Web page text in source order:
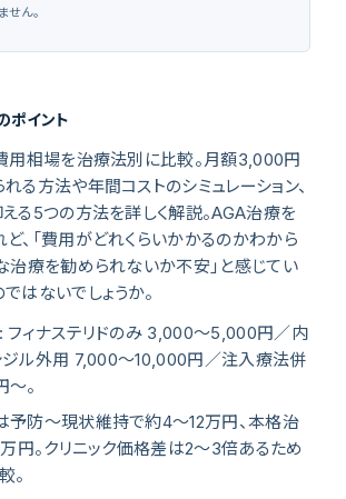
せん。
ポイント
用相場を治療法別に比較。月額3,000円
る方法や年間コストのシミュレーション、
る5つの方法を詳しく解説。AGA治療を
、「費用がどれくらいかかるのかわから
治療を勧められないか不安」と感じてい
はないでしょうか。
フィナステリドのみ 3,000〜5,000円／内
ジル外用 7,000〜10,000円／注入療法併
。
予防〜現状維持で約4〜12万円、本格治
円。クリニック価格差は2〜3倍あるため
。